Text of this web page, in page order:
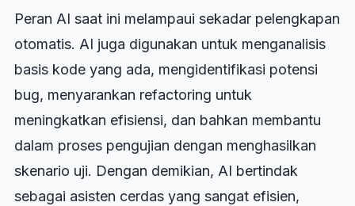
Peran AI saat ini melampaui sekadar pelengkapan
otomatis. AI juga digunakan untuk menganalisis
basis kode yang ada, mengidentifikasi potensi
bug, menyarankan refactoring untuk
meningkatkan efisiensi, dan bahkan membantu
dalam proses pengujian dengan menghasilkan
skenario uji. Dengan demikian, AI bertindak
sebagai asisten cerdas yang sangat efisien,